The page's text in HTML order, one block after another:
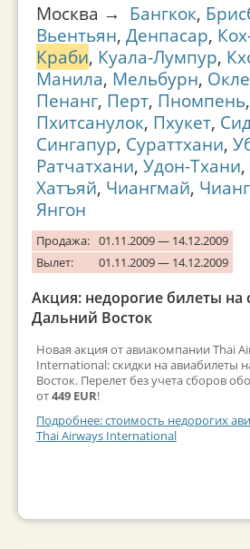
Москва → Бангкок,
Вьентьян, Денпасар,
Краби, Куала-Лумпур,
Манила, Мельбурн,
Пенанг, Перт, Пномпень,
Пхитсанулок, Пхукет,
Сингапур, Сураттхани,
Ратчатхани, Удон-Тхани,
Хатъяй, Чиангмай,
Янгон
Продажа: 01.11.2009 — 14.12.2009
Вылет:
01.11.2009 — 14.12.2009
Акция: недорогие билеты на
Дальний Восток
Новая акция от авиакомпании Thai
International: скидки на авиабилеты
Восток. Перелет без учета сборов
от449 EUR!
Подробнее: стоимость недорогих
Thai Airways International